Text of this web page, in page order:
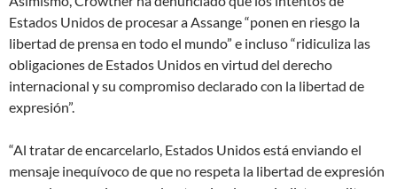
Estados Unidos de procesar a Assange “ponen en riesgo la
libertad de prensa en todo el mundo” e incluso “ridiculiza las
obligaciones de Estados Unidos en virtud del derecho
internacional y su compromiso declarado con la libertad de
expresión”.
“Al tratar de encarcelarlo, Estados Unidos está enviando el
mensaje inequívoco de que no respeta la libertad de expresión